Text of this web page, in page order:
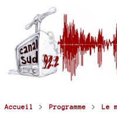
Accueil > Programme > Le